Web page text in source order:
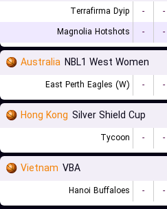
Terrafirma Dyip - -
Magnolia Hotshots
- -
Australia NBL1 West Women
East Perth Eagles (W) - -
Hong Kong Silver Shield Cup
Tycoon - -
Vietnam VBA
Hanoi Buffaloes - -